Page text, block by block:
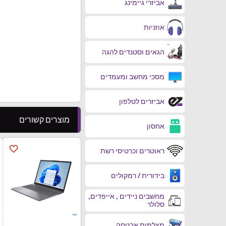
אביזרי גיימינג
אוזניות
הגאים וסטנדים להגה
מסכי מחשב ומעמדים
אביזרים לטלפון
אחסון
ראוטרים וכרטיסי רשת
בידורית / רמקולים
מחשבים ניידים , אייפדים,
סלולר
מוצרים קשורים
favorite_border